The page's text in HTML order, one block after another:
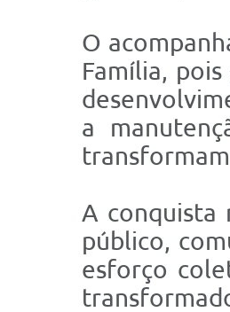
O
Família,
a
A conquista
público,
esforço